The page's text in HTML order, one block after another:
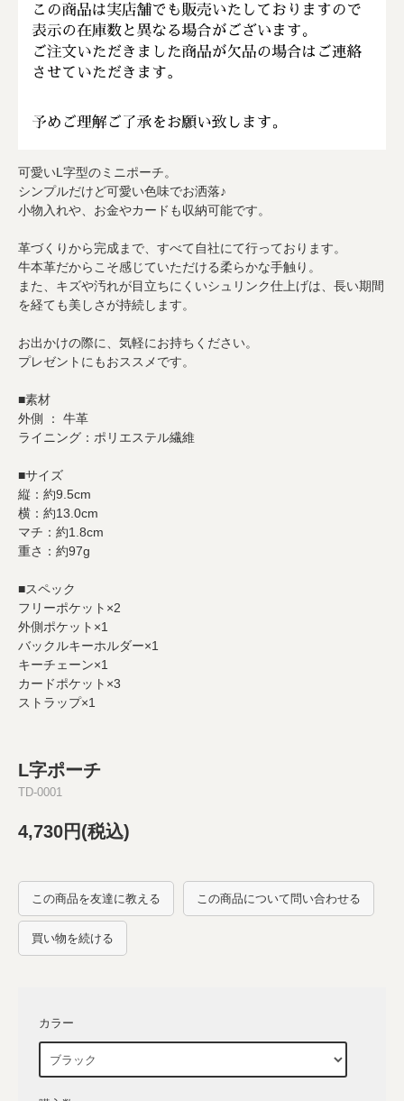
可愛いL字型のミニポーチ。
シンプルだけど可愛い色味でお洒落♪
小物入れや、お金やカードも収納可能です。
革づくりから完成まで、すべて自社にて行っております。
牛本革だからこそ感じていただける柔らかな手触り。
また、キズや汚れが目立ちにくいシュリンク仕上げは、長い期間
を経ても美しさが持続します。
お出かけの際に、気軽にお持ちください。
プレゼントにもおススメです。
■素材
外側 ： 牛革
ライニング：ポリエステル繊維
■サイズ
縦：約9.5cm
横：約13.0cm
マチ：約1.8cm
重さ：約97g
■スペック
フリーポケット×2
外側ポケット×1
バックルキーホルダー×1
キーチェーン×1
カードポケット×3
ストラップ×1
L字ポーチ
TD-0001
4,730円(税込)
この商品を友達に教える この商品について問い合わせる
買い物を続ける
カラー